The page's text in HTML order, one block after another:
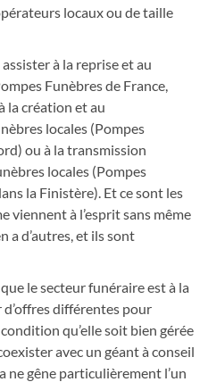
locaux ou de taille
à la reprise et au
Funèbres de France,
la création et au
locales (Pompes
ou à la transmission
locales (Pompes
la Finistère). Et ce sont les
viennent à l’esprit sans même
a d’autres, et ils sont
le secteur funéraire est à la
différentes pour
qu’elle soit bien gérée
avec un géant à conseil
ne gêne particulièrement l’un